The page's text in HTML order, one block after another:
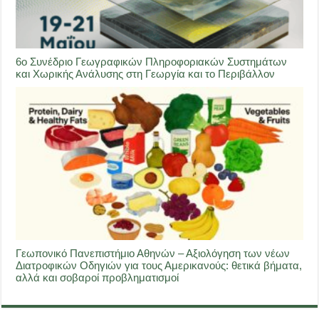
6ο Συνέδριο Γεωγραφικών Πληροφοριακών Συστημάτων
και Χωρικής Ανάλυσης στη Γεωργία και το Περιβάλλον
Γεωπονικό Πανεπιστήμιο Αθηνών – Αξιολόγηση των νέων
Διατροφικών Οδηγιών για τους Αμερικανούς: θετικά βήματα,
αλλά και σοβαροί προβληματισμοί